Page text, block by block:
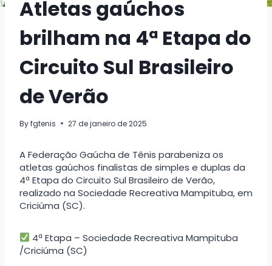
Atletas gaúchos
brilham na 4ª Etapa do
Circuito Sul Brasileiro
de Verão
Byfgtenis 27 de janeiro de 2025
A Federação Gaúcha de Tênis parabeniza os
atletas gaúchos finalistas de simples e duplas da
4ª Etapa do Circuito Sul Brasileiro de Verão,
realizado na Sociedade Recreativa Mampituba, em
Criciúma (SC).
4ª Etapa – Sociedade Recreativa Mampituba
/Criciúma (SC)